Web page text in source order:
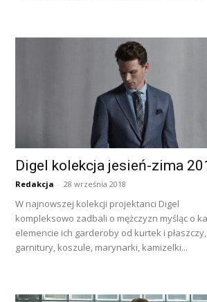
Digel kolekcja jesień-zima
Redakcja - 28 września 2018
W najnowszej kolekcji projektanci Digel
kompleksowo zadbali o mężczyzn myśląc o
elemencie ich garderoby od kurtek i
garnitury, koszule, marynarki, kamizelki...